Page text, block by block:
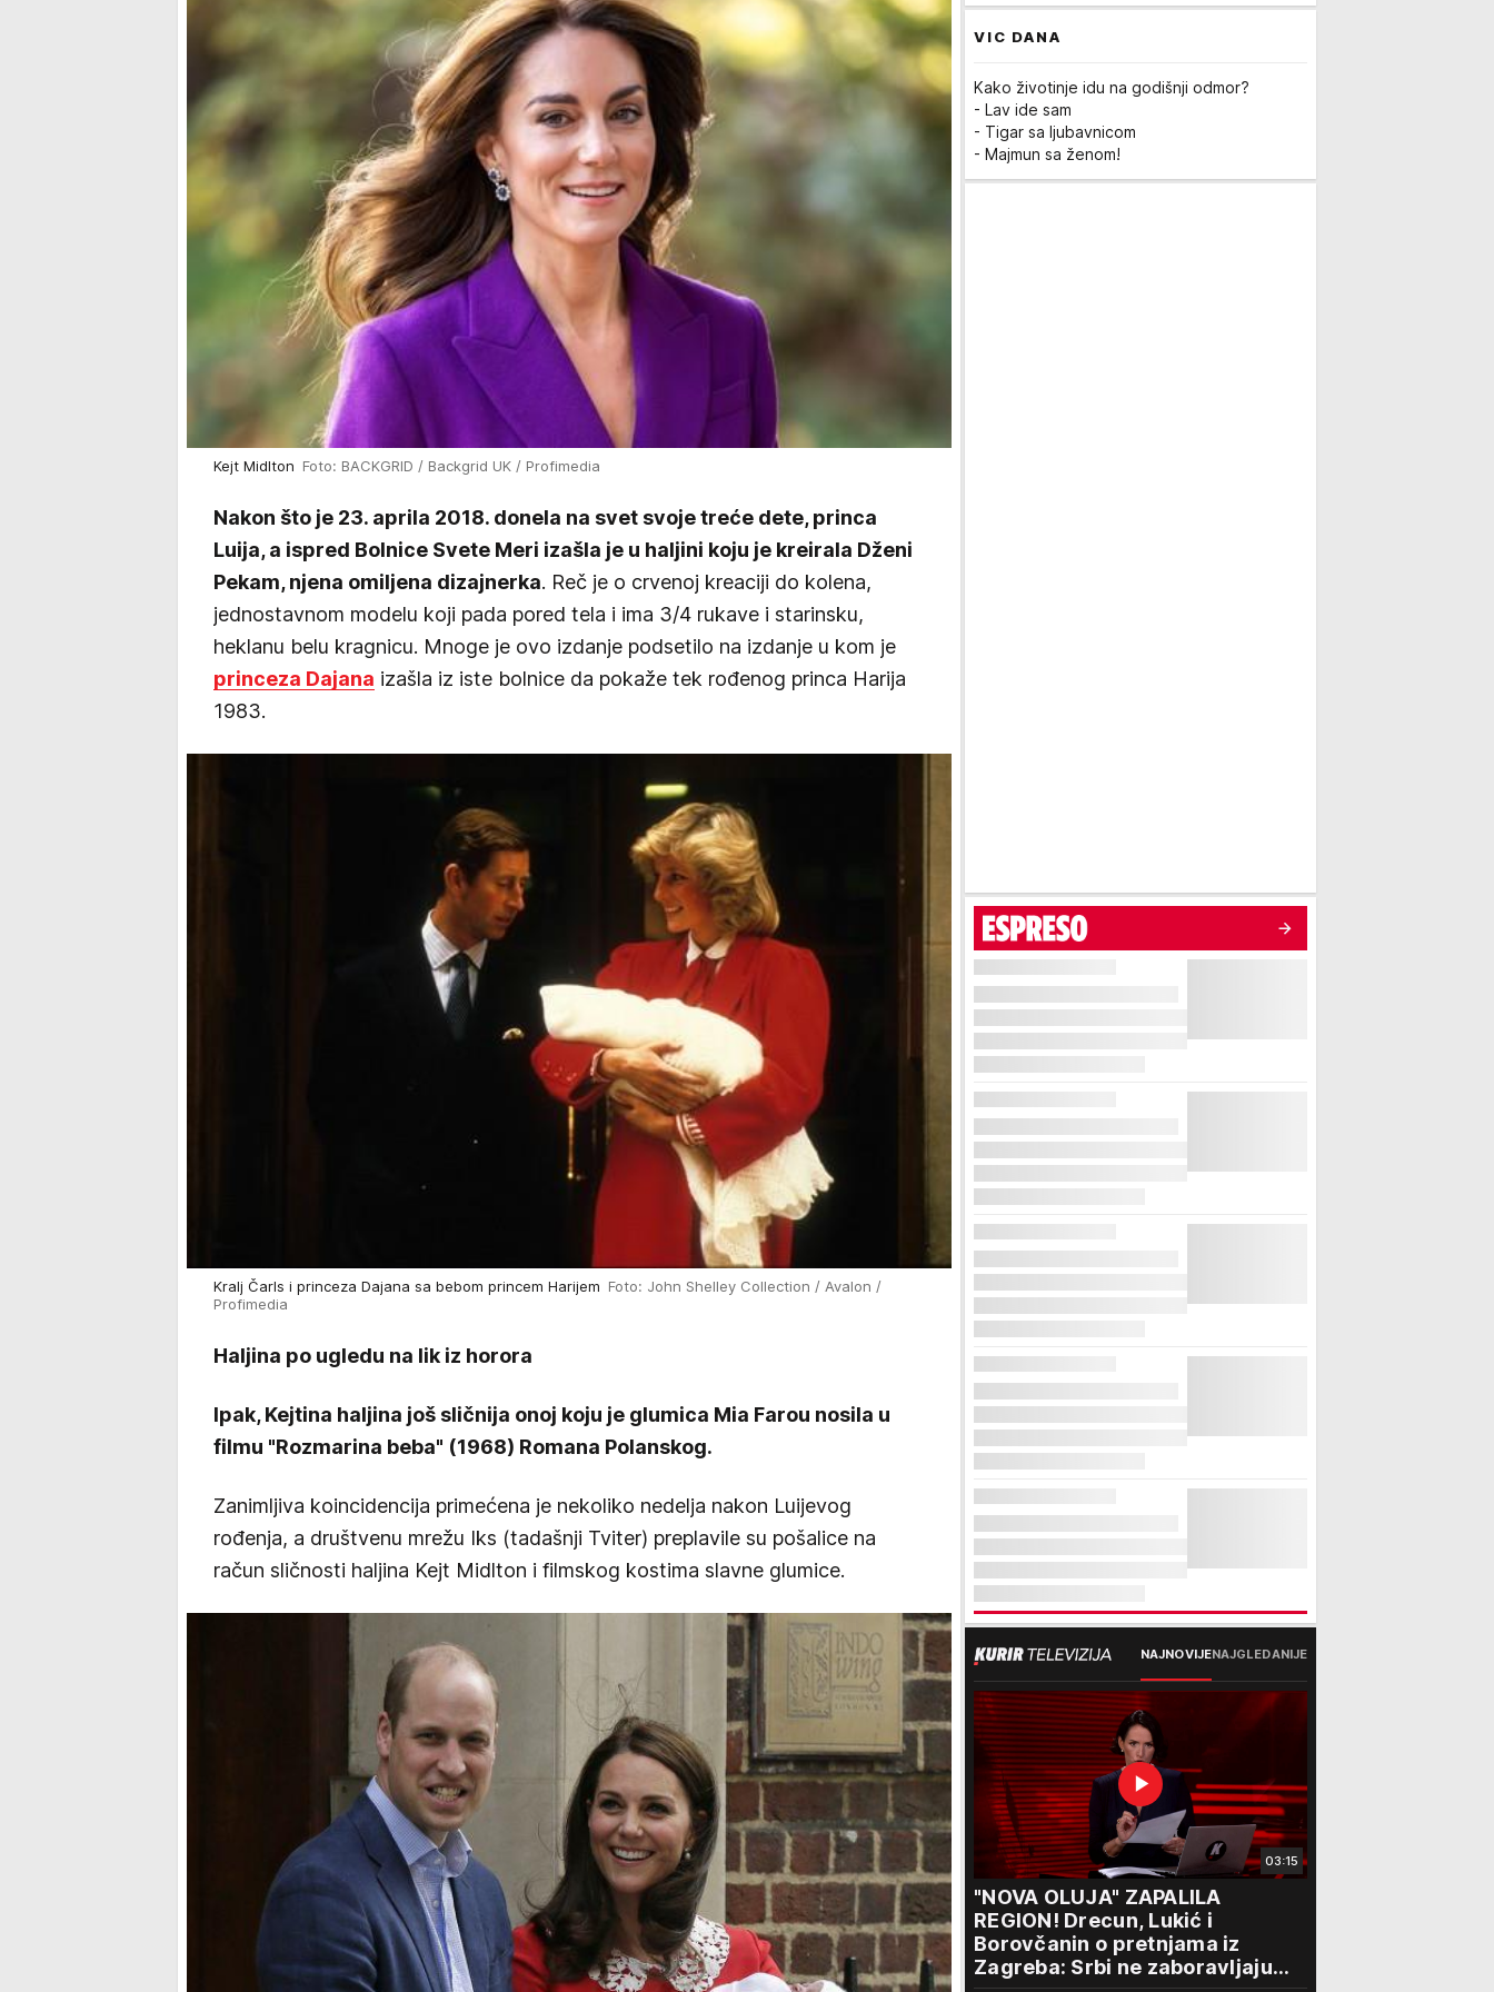
Kejt Midlton Foto: BACKGRID / Backgrid UK / Profimedia
Nakon što je 23. aprila 2018. donela na svet svoje treće dete, princa
Luija, a ispred Bolnice Svete Meri izašla je u haljini koju je kreirala Dženi
Pekam, njena omiljena dizajnerka. Reč je o crvenoj kreaciji do kolena,
jednostavnom modelu koji pada pored tela i ima 3/4 rukave i starinsku,
heklanu belu kragnicu. Mnoge je ovo izdanje podsetilo na izdanje u kom je
princeza Dajana izašla iz iste bolnice da pokaže tek rođenog princa Harija
1983.
Kralj Čarls i princeza Dajana sa bebom princem Harijem Foto: John Shelley Collection / Avalon /
Profimedia
Haljina po ugledu na lik iz horora
Ipak, Kejtina haljina još sličnija onoj koju je glumica Mia Farou nosila u
filmu "Rozmarina beba" (1968) Romana Polanskog.
Zanimljiva koincidencija primećena je nekoliko nedelja nakon Luijevog
rođenja, a društvenu mrežu Iks (tadašnji Tviter) preplavile su pošalice na
račun sličnosti haljina Kejt Midlton i filmskog kostima slavne glumice.
VIC DANA
Kako životinje idu na godišnji odmor?
- Lav ide sam
- Tigar sa ljubavnicom
- Majmun sa ženom!
NAJNOVIJENAJGLEDANIJE
03:15
"NOVA OLUJA" ZAPALILA
REGION! Drecun, Lukić i
Borovčanin o pretnjama iz
Zagreba: Srbi ne zaboravljaju